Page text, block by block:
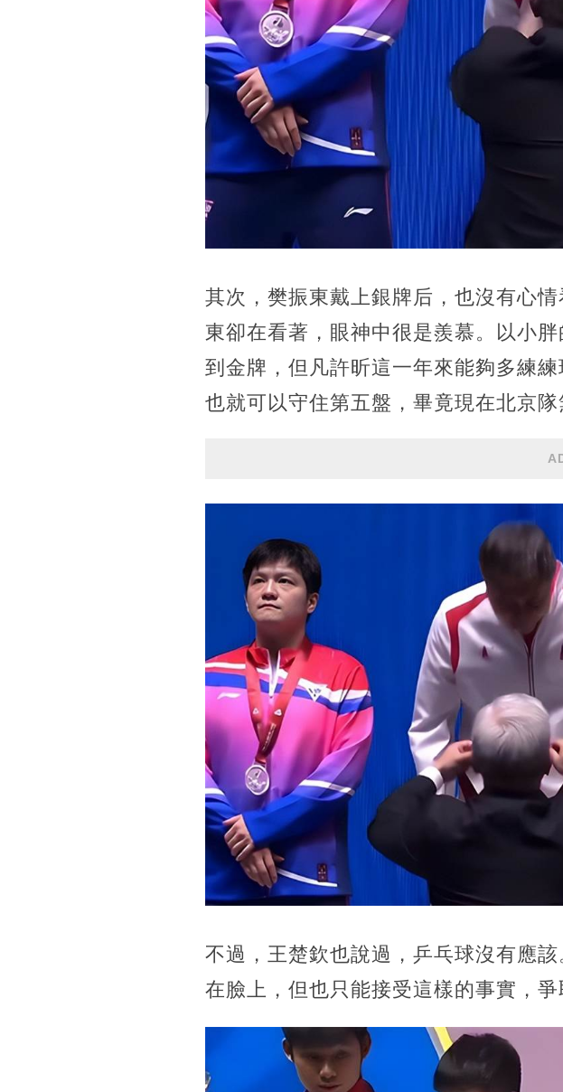
其次，樊振東戴上銀牌后，也沒有心
東卻在看著，眼神中很是羨慕。以小
到金牌，但凡許昕這一年來能夠多練
也就可以守住第五盤，畢竟現在北京隊
不過，王楚欽也說過，乒乓球沒有應
在臉上，但也只能接受這樣的事實，爭